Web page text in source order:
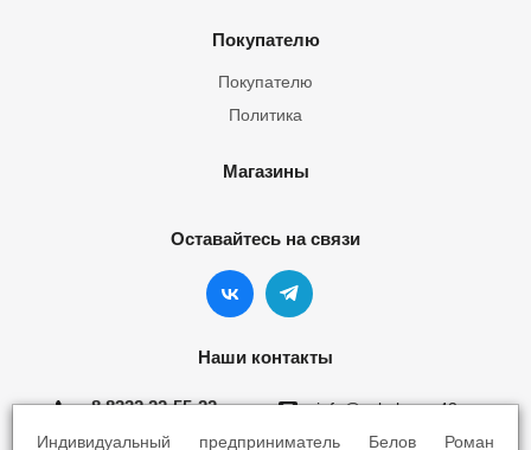
Покупателю
Покупателю
Политика
Магазины
Оставайтесь на связи
Наши контакты
8 8332 22-55-22
info@yokohama43.ru
Индивидуальный предприниматель Белов Роман